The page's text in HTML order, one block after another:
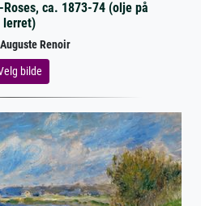
ca. 1873-74 (olje på
lerret)
Renoir
bilde